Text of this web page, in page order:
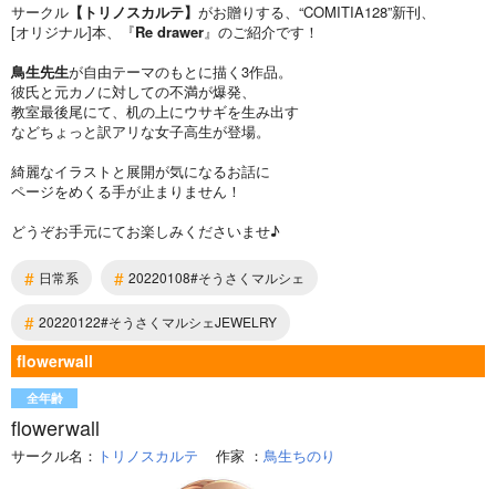
サークル 【トリノスカルテ】 がお贈りする、“COMITIA128”新刊、
[オリジナル]本、『Re drawer』のご紹介です！
鳥生先生が自由テーマのもとに描く3作品。
彼氏と元カノに対しての不満が爆発、
教室最後尾にて、机の上にウサギを生み出す
などちょっと訳アリな女子高生が登場。
綺麗なイラストと展開が気になるお話に
ページをめくる手が止まりません！
どうぞお手元にてお楽しみくださいませ♪
# 日常系 # 20220108#そうさくマルシェ
# 20220122#そうさくマルシェJEWELRY
flowerwall
全年齢
flowerwall
サークル名： トリノスカルテ 作家 ： 鳥生ちのり